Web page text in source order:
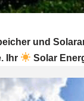
und
Ihr
Solar